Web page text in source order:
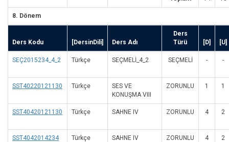
8. Dönem
Ders Kodu [DersinDili] Ders Adı
Ders
Türü
[D] [U]
SEÇ2015234_4_2 Türkçe SEÇMELİ_4_2 SEÇMELI - -
SST40220121130 Türkçe
SES VE
KONUŞMA VIII
ZORUNLU 1 1
SST40420121130 Türkçe SAHNE IV ZORUNLU 4 2
SST4042014234 Türkçe SAHNE IV ZORUNLU 4 2